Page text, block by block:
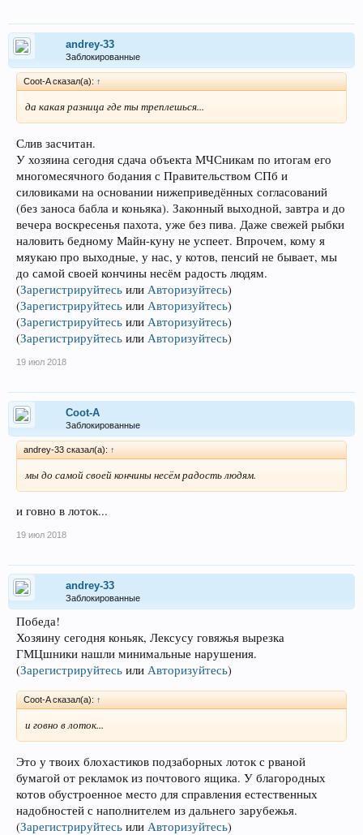
andrey-33
Заблокированные
Coot-A сказал(а): ↑
да какая разница где ты треплешься...
Слив засчитан.
У хозяина сегодня сдача объекта МЧСникам по итогам его
многомесячного бодания с Правительством СПб и
силовиками на основании нижеприведённых согласований
(без заноса бабла и коньяка). Законный выходной, завтра и до
вечера воскресенья пахота, уже без пива. Даже свежей рыбки
наловить бедному Майн-куну не успеет. Впрочем, кому я
мяукаю про выходные, у нас, у котов, пенсий не бывает, мы
до самой своей кончины несём радость людям.
(Зарегистрируйтесь или Авторизуйтесь)
(Зарегистрируйтесь или Авторизуйтесь)
(Зарегистрируйтесь или Авторизуйтесь)
(Зарегистрируйтесь или Авторизуйтесь)
19 июл 2018
Coot-A
Заблокированные
andrey-33 сказал(а): ↑
мы до самой своей кончины несём радость людям.
и говно в лоток...
19 июл 2018
andrey-33
Заблокированные
Победа!
Хозяину сегодня коньяк, Лексусу говяжья вырезка
ГМЦшники нашли минимальные нарушения.
(Зарегистрируйтесь или Авторизуйтесь)
Coot-A сказал(а): ↑
и говно в лоток...
Это у твоих блохастиков подзаборных лоток с рваной
бумагой от рекламок из почтового ящика. У благородных
котов обустроенное место для справления естественных
надобностей с наполнителем из дальнего зарубежья.
(Зарегистрируйтесь или Авторизуйтесь)